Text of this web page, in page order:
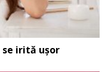
irită ușor